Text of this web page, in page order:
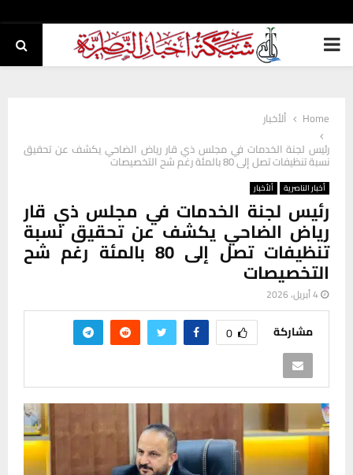
PRIMARY
Home
ألأخبار
رئيس لجنة الخدمات في مجلس ذي قار رياض الضاحي يكشف عن تحقيق
نسبة تنظيفات تصل إلى 80 بالمئة رغم شح التخصيصات
أخبار الناصرية ألأخبار
رئيس لجنة الخدمات في مجلس ذي قار
رياض الضاحي يكشف عن تحقيق نسبة
تنظيفات تصل إلى 80 بالمئة رغم شح
التخصيصات
4 أبريل، 2026
مشاركة 0